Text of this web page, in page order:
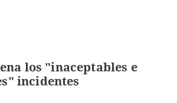
los "inaceptables e
incidentes